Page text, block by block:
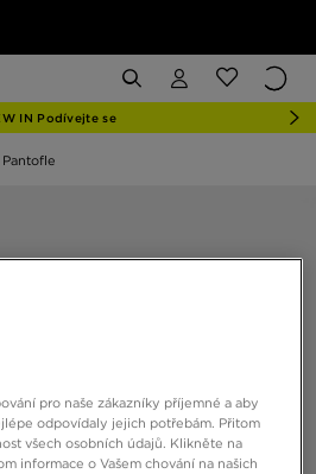
IN Podívejte se
Pantofle
pro naše zákazníky příjemné a aby
odpovídaly jejich potřebám. Přitom
všech osobních údajů. Klikněte na
informace o Vašem chování na našich